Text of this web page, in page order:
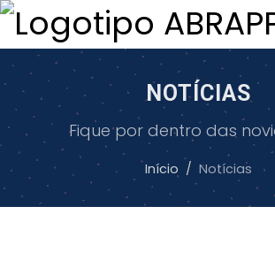
NOTÍCIAS
Fique por dentro das
Início Notícias